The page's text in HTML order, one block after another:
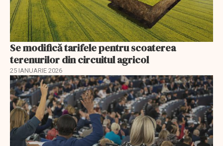
Se modifică tarifele pentru scoaterea
terenurilor din circuitul agricol
25 IANUARIE 2026